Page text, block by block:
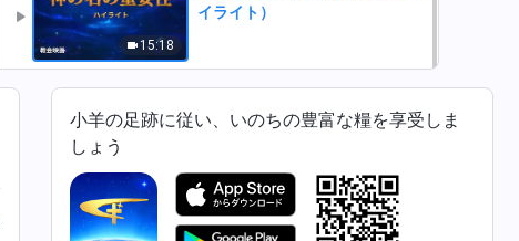
15:18
イライト）
小羊の足跡に従い、いのちの豊富な糧を享受しま
しょう